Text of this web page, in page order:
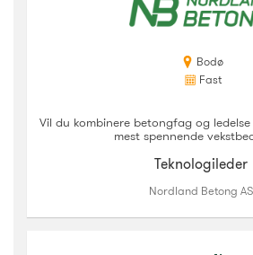
Bodø
Fast
Vil du kombinere betongfag og
mest spennende
Teknologileder
Nordland Betong AS